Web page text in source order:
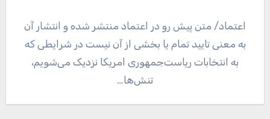
اعتماد/ متن پیش رو در اعتماد منتشر شده و انتشار آن
به معنی تایید تمام یا بخشی از آن نیست در شرایطی که
به انتخابات ریاست‌جمهوری امریکا نزدیک می‌شویم،
تنش‌ها…